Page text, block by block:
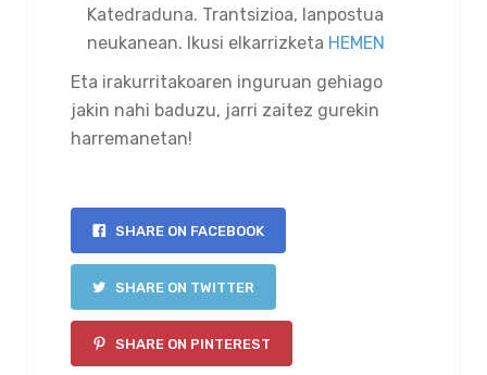
Katedraduna. Trantsizioa, lanpostua
neukanean. Ikusi elkarrizketa HEMEN
Eta irakurritakoaren inguruan gehiago
jakin nahi baduzu, jarri zaitez gurekin
harremanetan!
SHARE ON FACEBOOK
SHARE ON TWITTER
SHARE ON PINTEREST